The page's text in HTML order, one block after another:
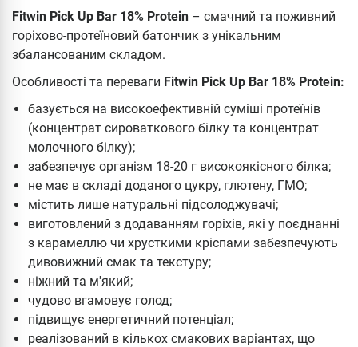
Fitwin Pick Up Bar 18% Protein – смачний та поживний
горіхово-протеїновий батончик з унікальним
збалансованим складом.
Особливості та переваги Fitwin Pick Up Bar 18% Protein:
базується на високоефективній суміші протеїнів
(концентрат сироваткового білку та концентрат
молочного білку);
забезпечує організм 18-20 г високоякісного білка;
не має в складі доданого цукру, глютену, ГМО;
містить лише натуральні підсолоджувачі;
виготовлений з додаванням горіхів, які у поєднанні
з карамеллю чи хрусткими кріспами забезпечують
дивовижний смак та текстуру;
ніжний та м'який;
чудово вгамовує голод;
підвищує енергетичний потенціал;
реалізований в кількох смакових варіантах, що